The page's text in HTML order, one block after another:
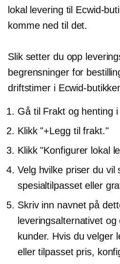
lokal levering til Ecwid-
komme ned til det.
Slik setter du opp
begrensninger for
driftstimer i Ecwid-
Gå til Frakt og henting
Klikk "+Legg til frakt."
Klikk "Konfigurer lokal
Velg hvilke priser du
spesialtilpasset eller
Skriv inn navnet på
leveringsalternativet
kunder. Hvis du velger
eller tilpasset pris,